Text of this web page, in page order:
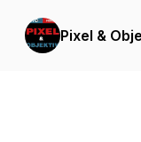
Pixel &